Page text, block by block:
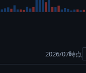
2026/07時点